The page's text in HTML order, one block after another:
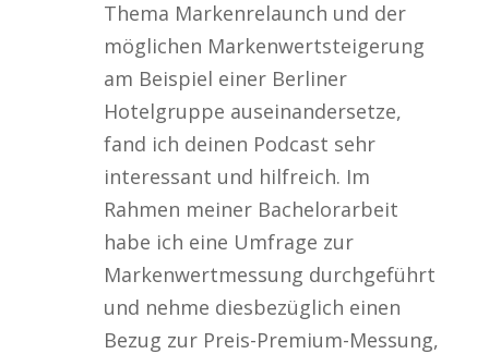
Thema Markenrelaunch und der
möglichen Markenwertsteigerung
am Beispiel einer Berliner
Hotelgruppe auseinandersetze,
fand ich deinen Podcast sehr
interessant und hilfreich. Im
Rahmen meiner Bachelorarbeit
habe ich eine Umfrage zur
Markenwertmessung durchgeführt
und nehme diesbezüglich einen
Bezug zur Preis-Premium-Messung,